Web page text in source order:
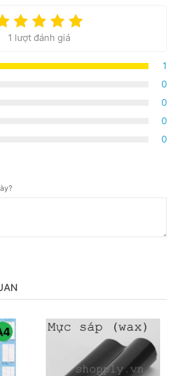
1 lượt đánh giá
1
0
0
0
0